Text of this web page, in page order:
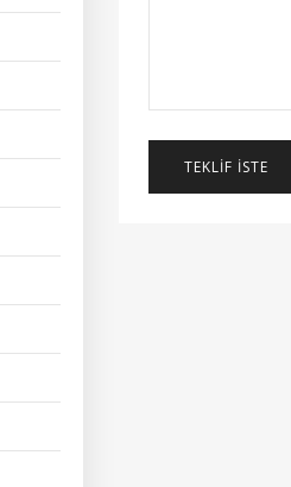
TEKLIF İSTE